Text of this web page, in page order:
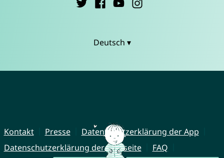
Deutsch ▾
Kontakt Presse
Datenschutzerklärung der App
Datenschutzerklärung der Webseite
FAQ